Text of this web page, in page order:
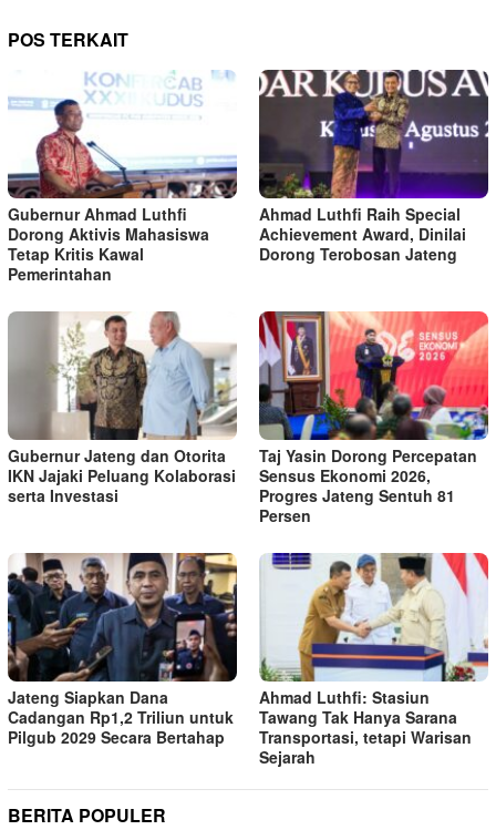
POS TERKAIT
Gubernur Ahmad Luthfi
Dorong Aktivis Mahasiswa
Tetap Kritis Kawal
Pemerintahan
Ahmad Luthfi Raih Special
Achievement Award, Dinilai
Dorong Terobosan Jateng
Gubernur Jateng dan Otorita
IKN Jajaki Peluang Kolaborasi
serta Investasi
Taj Yasin Dorong Percepatan
Sensus Ekonomi 2026,
Progres Jateng Sentuh 81
Persen
Jateng Siapkan Dana
Cadangan Rp1,2 Triliun untuk
Pilgub 2029 Secara Bertahap
Ahmad Luthfi: Stasiun
Tawang Tak Hanya Sarana
Transportasi, tetapi Warisan
Sejarah
BERITA POPULER